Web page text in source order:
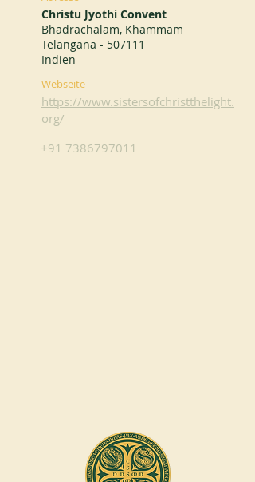
Christu Jyothi Convent
Bhadrachalam, Khammam
Telangana - 507111
Indien
Webseite
https://www.sistersofchristthelight.
org/
+91 7386797011